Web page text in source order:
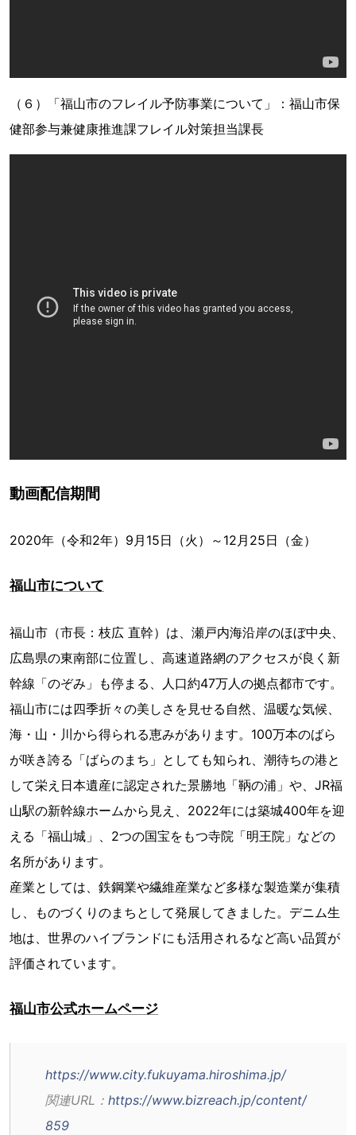
（６）「福山市のフレイル予防事業について」：福山市保
健部参与兼健康推進課フレイル対策担当課長
動画配信期間
2020年（令和2年）9月15日（火）～12月25日（金）
福山市について
福山市（市長：枝広 直幹）は、瀬戸内海沿岸のほぼ中央、
広島県の東南部に位置し、高速道路網のアクセスが良く新
幹線「のぞみ」も停まる、人口約47万人の拠点都市です。
福山市には四季折々の美しさを見せる自然、温暖な気候、
海・山・川から得られる恵みがあります。100万本のばら
が咲き誇る「ばらのまち」としても知られ、潮待ちの港と
して栄え日本遺産に認定された景勝地「鞆の浦」や、JR福
山駅の新幹線ホームから見え、2022年には築城400年を迎
える「福山城」、2つの国宝をもつ寺院「明王院」などの
名所があります。
産業としては、鉄鋼業や繊維産業など多様な製造業が集積
し、ものづくりのまちとして発展してきました。デニム生
地は、世界のハイブランドにも活用されるなど高い品質が
評価されています。
福山市公式ホームページ
https://www.city.fukuyama.hiroshima.jp/
関連URL： https://www.bizreach.jp/content/
859